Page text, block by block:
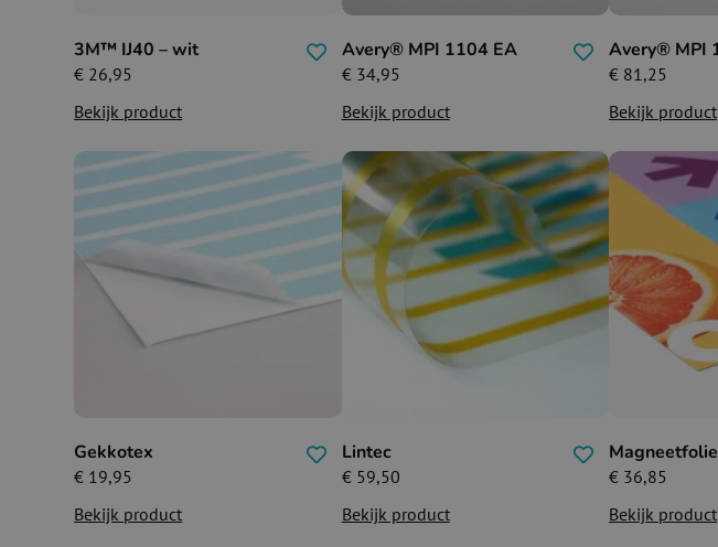
3M™ IJ40 – wit
€ 26,95
Bekijk product
Avery® MPI 1104 EA
€34,95
Bekijk product
Avery® MPI
€81,25
Bekijk product
Gekkotex
€ 19,95
Bekijk product
Lintec
€59,50
Bekijk product
€36,85
Bekijk product